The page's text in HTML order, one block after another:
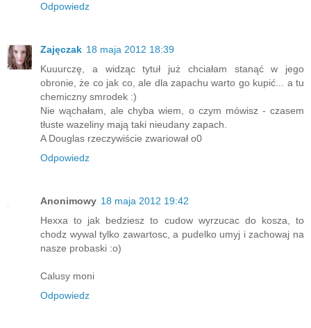
Odpowiedz
Zajęczak 18 maja 2012 18:39
Kuuurczę, a widząc tytuł już chciałam stanąć w jego
obronie, że co jak co, ale dla zapachu warto go kupić... a tu
chemiczny smrodek :)
Nie wąchałam, ale chyba wiem, o czym mówisz - czasem
tłuste wazeliny mają taki nieudany zapach.
A Douglas rzeczywiście zwariował o0
Odpowiedz
Anonimowy 18 maja 2012 19:42
Hexxa to jak bedziesz to cudow wyrzucac do kosza, to
chodz wywal tylko zawartosc, a pudelko umyj i zachowaj na
nasze probaski :o)
Calusy moni
Odpowiedz